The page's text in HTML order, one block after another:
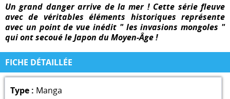
Un grand danger arrive de la mer ! Cette série fleuve
avec de véritables éléments historiques représente
avec un point de vue inédit " les invasions mongoles "
qui ont secoué le Japon du Moyen-Âge !
FICHE DÉTAILLÉE
Type : Manga